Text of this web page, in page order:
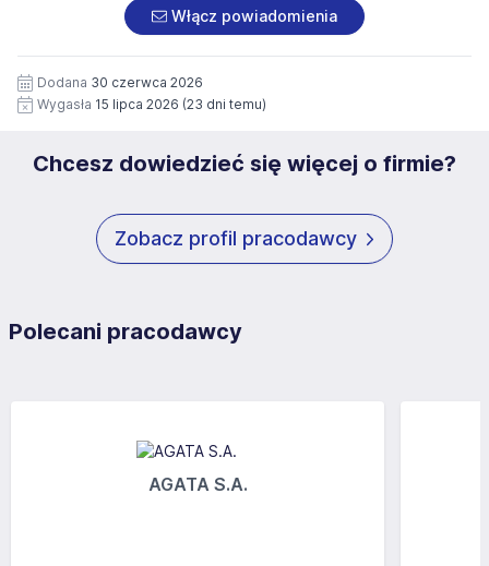
pod numerem 33 816 64 09 lub pisemnie na adres
siedziby administratora.
https://www.workprofit.pl/klauzula-informacyjna.html
załączonych dokumentach aplikacyjnych (w tym
wizerunku), na potrzeby przyszłych rekrutacji przez okres
12 miesięcy. Zgoda jest dobrowolna i może być w każdym
czasie wycofana.
Włącz powiadomienia
Dodana 30 czerwca 2026
Wygasła 15 lipca 2026 (23 dni temu)
Chcesz dowiedzieć się więcej o firmie?
Zobacz profil pracodawcy
Polecani pracodawcy
AGATA S.A.